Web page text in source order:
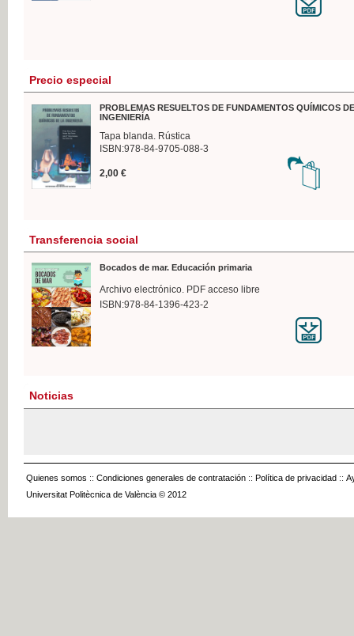
Precio especial
PROBLEMAS RESUELTOS DE FUNDAMENTOS QUÍMICOS
INGENIERÍA
Tapa blanda. Rústica
ISBN:978-84-9705-088-3
2,00 €
Transferencia social
Bocados de mar. Educación primaria
Archivo electrónico. PDF acceso libre
ISBN:978-84-1396-423-2
Noticias
Quienes somos :: Condiciones generales de contratación :: Política de privacidad ::
Universitat Politècnica de València © 2012